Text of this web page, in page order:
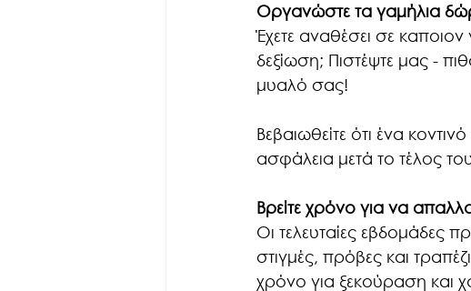
Οργανώστε τα γαμήλια
Έχετε αναθέσει σε
δεξίωση; Πιστέψτε μας -
μυαλό σας!
Βεβαιωθείτε ότι ένα
ασφάλεια μετά το τέλος
Βρείτε χρόνο για να
Οι τελευταίες εβδομάδες
στιγμές, πρόβες και
χρόνο για ξεκούραση και